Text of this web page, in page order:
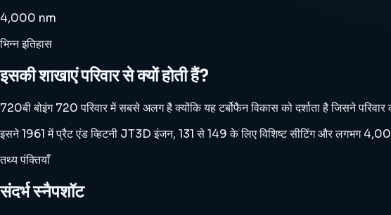
4,000 nm
भिन्न इतिहास
इसकी शाखाएं परिवार से क्यों होती हैं?
720बी बोइंग 720 परिवार में सबसे अलग है क्योंकि यह टर्बोफैन विकास को दर्शाता है जिसने
इसने 1961 में प्रैट एंड व्हिटनी JT3D इंजन, 131 से 149 के लिए विशिष्ट सीटिंग और लगभग
तथ्य पंक्तियाँ
संदर्भ स्नैपशॉट